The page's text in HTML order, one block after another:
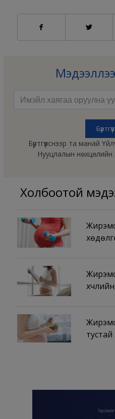
Бүртгүүлснээр та манай
Нууцлалын
Холбоотой
тустай